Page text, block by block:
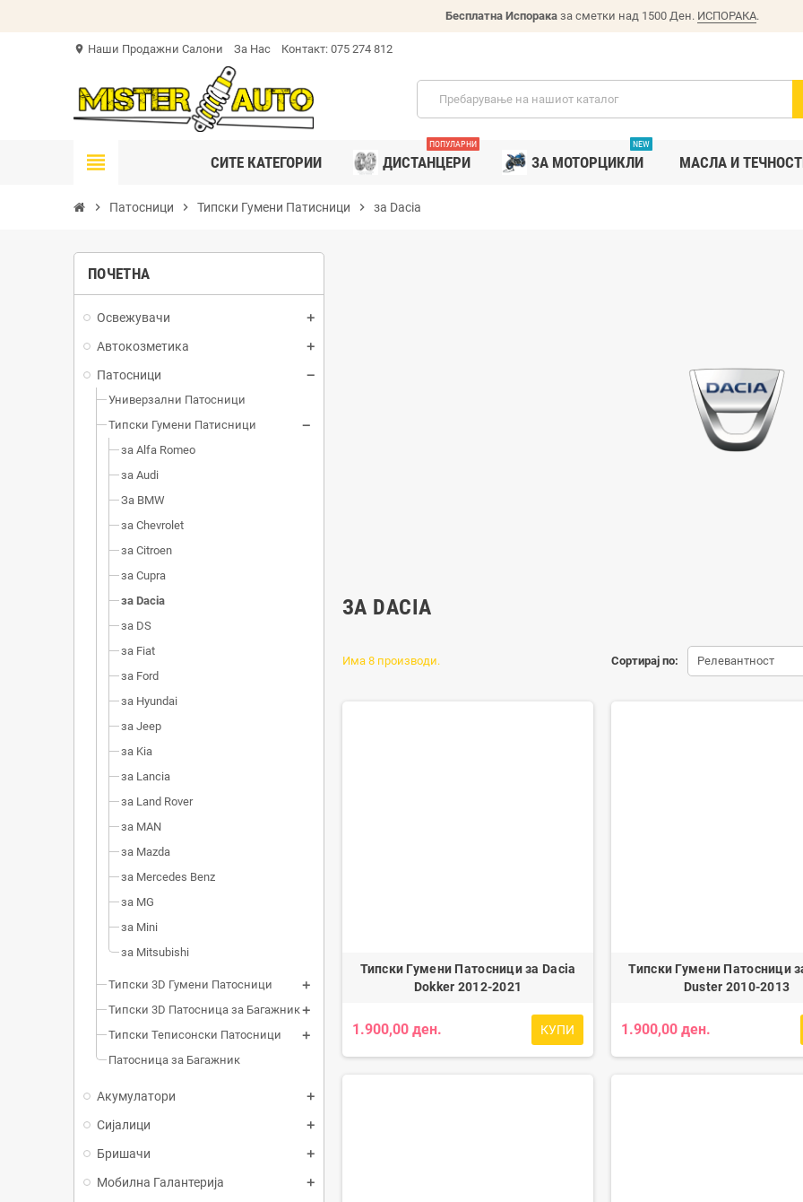
Бесплатна Испорака за сметки над 1500 Ден. ИСПОРАКА.
location_on Наши Продажни Салони За Нас Контакт: 075 274 812
view_headline СИТЕ КАТЕГОРИИ ДИСТАНЦЕРИ
ПОПУЛАРНИ
ЗА МОТОРЦИКЛИ
NEW
MАСЛА И
chevron_right Патосници chevron_right Типски Гумени Патисници chevron_right за Dacia
ПОЧЕТНА
Освежувачи
Автокозметика
Патосници
Универзални Патосници
Типски Гумени Патисници
за Alfa Romeo
за Audi
За BMW
за Chevrolet
за Citroen
за Cupra
за Dacia
за DS
за Fiat
за Ford
за Hyundai
за Jeep
за Kia
за Lancia
за Land Rover
за MAN
за Mazda
за Mercedes Benz
за MG
за Mini
за Mitsubishi
Типски 3D Гумени Патосници
Типски 3D Патосница за Багажник
Типски Теписонски Патосници
Патосница за Багажник
Акумулатори
Сијалици
Бришачи
Мобилна Галантерија
ЗА DACIA
Сортирај по: Релевантност
Има 8 производи.
Типски Гумени Патосници за Dacia
Dokker 2012-2021
1.900,00 ден. КУПИ
Типски Гумени Патосници
Duster 2010-2013
1.900,00 ден.